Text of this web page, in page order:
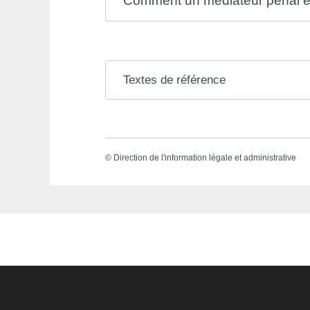
Textes de référence
© Direction de l'information légale et administrative